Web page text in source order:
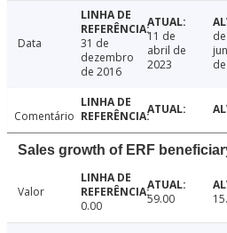
Data
31 de
dezembro
de 2016
11 de
abril de
2023
de
Comentário
Sales growth of ERF
Valor
0.00
59.00